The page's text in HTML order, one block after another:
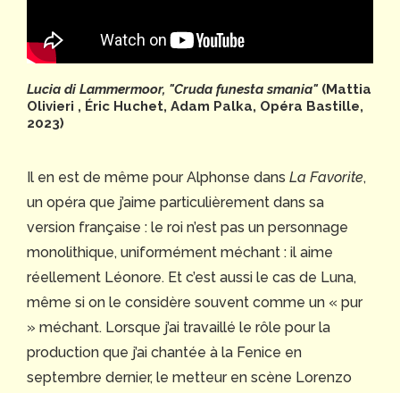
Lucia di Lammermoor, "Cruda funesta smania" (Mattia
Olivieri , Éric Huchet, Adam Palka, Opéra Bastille,
2023)
Il en est de même pour Alphonse dans La Favorite,
un opéra que j’aime particulièrement dans sa
version française : le roi n’est pas un personnage
monolithique, uniformément méchant : il aime
réellement Léonore. Et c’est aussi le cas de Luna,
même si on le considère souvent comme un « pur
» méchant. Lorsque j’ai travaillé le rôle pour la
production que j’ai chantée à la Fenice en
septembre dernier, le metteur en scène Lorenzo